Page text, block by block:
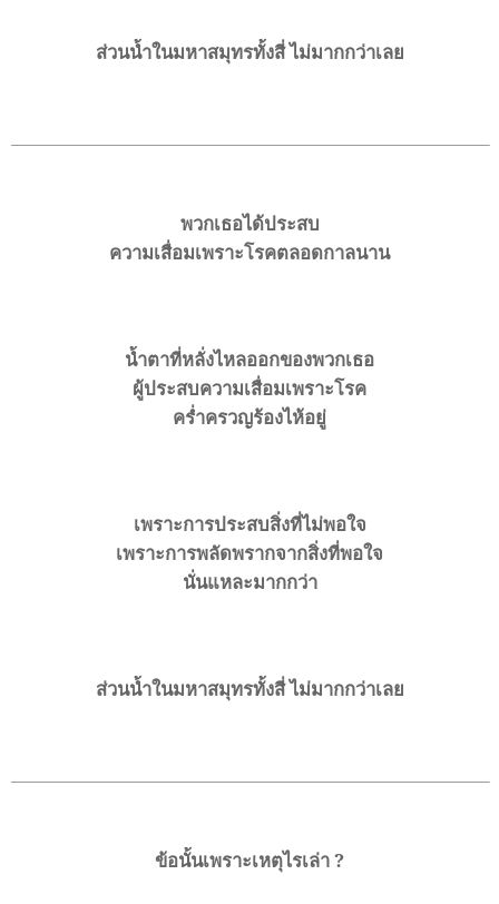
ส่วนน้ำในมหาสมุทรทั้งสี่ ไม่มากกว่าเลย
พวกเธอได้ประสบ
ความเสื่อมเพราะโรคตลอดกาลนาน
น้ำตาที่หลั่งไหลออกของพวกเธอ
ผู้ประสบความเสื่อมเพราะโรค
ครํ่าครวญร้องไห้อยู่
เพราะการประสบสิ่งที่ไม่พอใจ
เพราะการพลัดพรากจากสิ่งที่พอใจ
นั่นแหละมากกว่า
ส่วนน้ำในมหาสมุทรทั้งสี่ ไม่มากกว่าเลย
ข้อนั้นเพราะเหตุไรเล่า?